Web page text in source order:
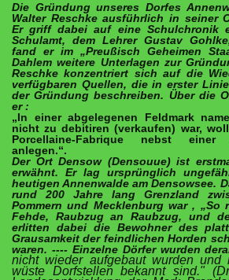
Die Gründung unseres Dorfes
Walter Reschke ausführlich in seiner
Er griff dabei auf eine Schulchronik
Schulamt, dem Lehrer Gustav
fand er im „Preußisch Geheimen
Dahlem weitere Unterlagen zur
Reschke konzentriert sich auf die
verfügbaren Quellen, die in erster
der Gründung beschreiben. Über die
er :
„In einer abgelegenen Feld­mark
nicht zu debitiren (verkaufen) war,
Porcellaine-Fabrique nebst einer
anlegen.“.
Der Ort Densow (Densouue) ist
erwähnt. Er lag ursprünglich
heutigen Annenwalde am Densowsee.
rund 200 Jahre lang Grenzland
Pommern und Mecklenburg war , „So
Fehde, Raubzug an Raubzug, und
erlitten dabei die Bewohner des
Grau­samkeit der feindlichen Horden
waren. ---- Einzelne Dörfer wurden
nicht wieder aufgebaut wurden
wüste Dorfstellen bekannt sind."